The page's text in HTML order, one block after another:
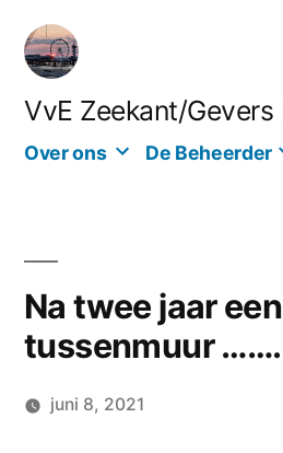
naar
inhoud
VvE Zeekant/
Over ons De Beheerder
Na twee jaar
tussenmuur
juni 8, 2021